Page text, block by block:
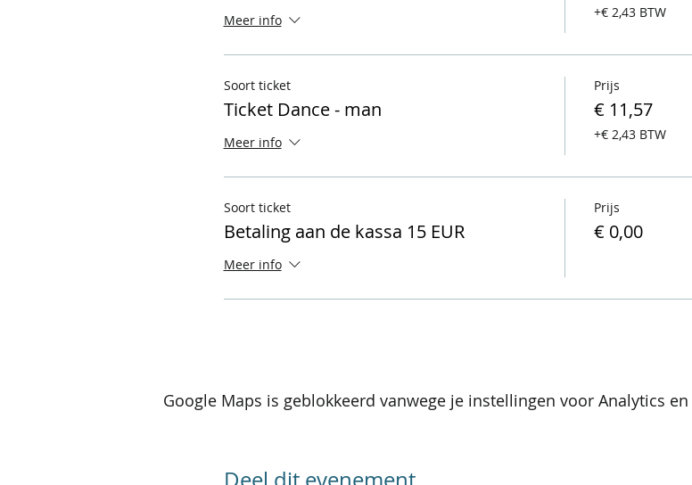
Meer info +€ 2,43 BTW
Soort ticket
Ticket Dance - man
Meer info
Prijs
€ 11,57
+€ 2,43 BTW
Soort ticket
Betaling aan de kassa 15 EUR
Meer info
Prijs
€ 0,00
Google Maps is geblokkeerd vanwege je instellingen voor Analytics
Deel dit evenement